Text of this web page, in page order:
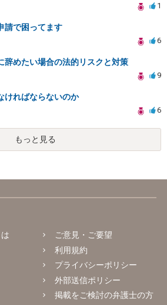
1
請で困ってます
6
辞めたい場合の法的リスクと対策
9
ければならないのか
6
もっと見る
ご意見・ご要望
利用規約
プライバシーポリシー
外部送信ポリシー
掲載をご検討の弁護士の方